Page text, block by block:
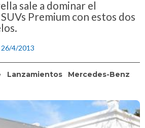
sale a dominar el
Premium con estos dos
26/4/2013
Lanzamientos
Mercedes-Benz